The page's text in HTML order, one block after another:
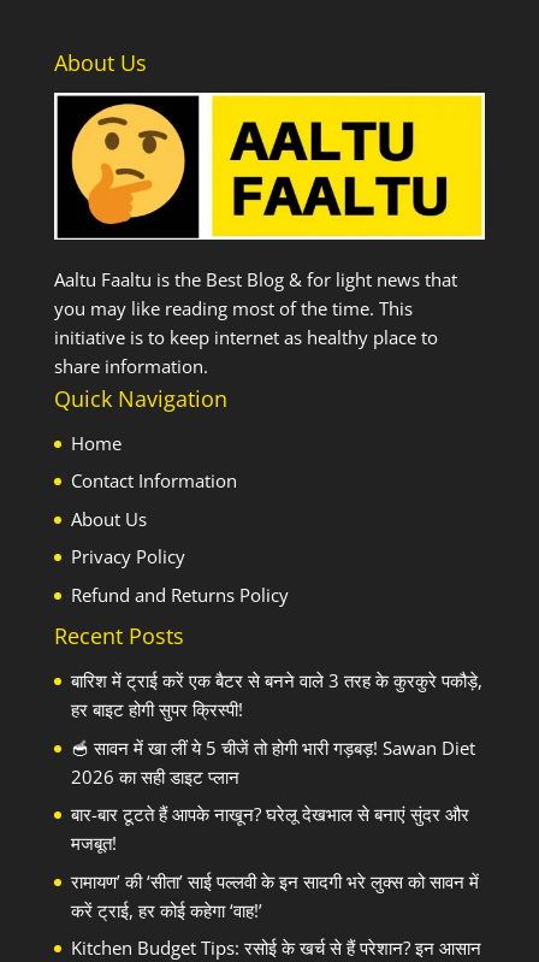
About Us
Aaltu Faaltu is the Best Blog & for light news that
you may like reading most of the time. This
initiative is to keep internet as healthy place to
share information.
Quick Navigation
Home
Contact Information
About Us
Privacy Policy
Refund and Returns Policy
Recent Posts
बारिश में ट्राई करें एक बैटर से बनने वाले 3 तरह के कुरकुरे पकौड़े,
हर बाइट होगी सुपर क्रिस्पी!
🥣 सावन में खा लीं ये 5 चीजें तो होगी भारी गड़बड़! Sawan Diet
2026 का सही डाइट प्लान
बार-बार टूटते हैं आपके नाखून? घरेलू देखभाल से बनाएं सुंदर और
मजबूत!
रामायण’ की ‘सीता’ साई पल्लवी के इन सादगी भरे लुक्स को सावन में
करें ट्राई, हर कोई कहेगा ‘वाह!’
Kitchen Budget Tips: रसोई के खर्च से हैं परेशान? इन आसान